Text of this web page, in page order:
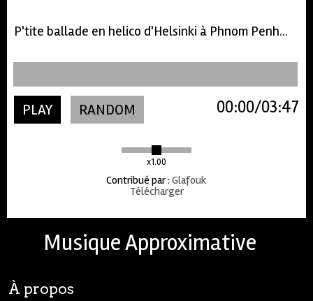
P'tite ballade en helico d'Helsinki à Phnom Penh...
PLAY RANDOM
x1.00
03:47
00:00
Contribué par: Glafouk
Télécharger
Musique Approximative
À propos